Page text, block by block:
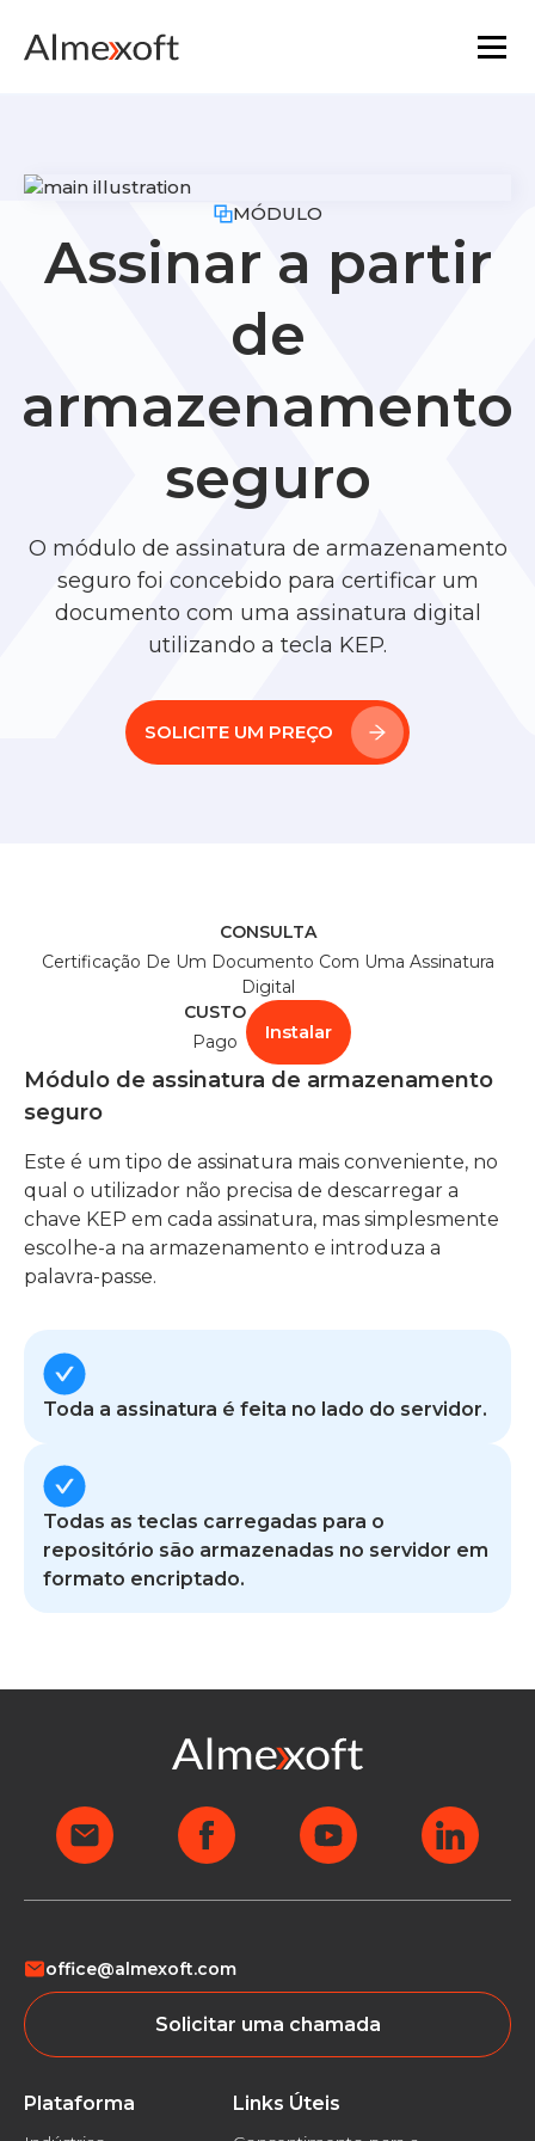
Indústrias
Tecnologia de plataforma
A funcionalidade principal
Recursos
Conheça a Almexoft
Português
MÓDULO
Assinar a partir
de
armazenamento
seguro
O módulo de assinatura de armazenamento
seguro foi concebido para certificar um
documento com uma assinatura digital
utilizando a tecla KEP.
SOLICITE UM PREÇO
CONSULTA
Certificação De Um Documento Com Uma Assinatura
Digital
CUSTO
Pago
Instalar
Módulo de assinatura de armazenamento
seguro
Este é um tipo de assinatura mais conveniente, no
qual o utilizador não precisa de descarregar a
chave KEP em cada assinatura, mas simplesmente
escolhe-a na armazenamento e introduza a
palavra-passe.
Toda a assinatura é feita no lado do servidor.
Todas as teclas carregadas para o
repositório são armazenadas no servidor em
formato encriptado.
office@almexoft.com
Solicitar uma chamada
Plataforma Links Úteis